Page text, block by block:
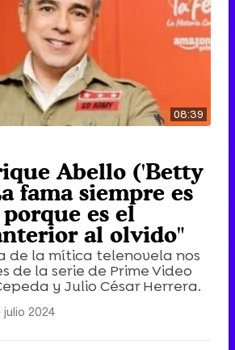
08:39
Abello ('Betty
fama siempre es
es el
al olvido"
de la mítica telenovela nos
de la serie de Prime Video
y Julio César Herrera.
julio 2024